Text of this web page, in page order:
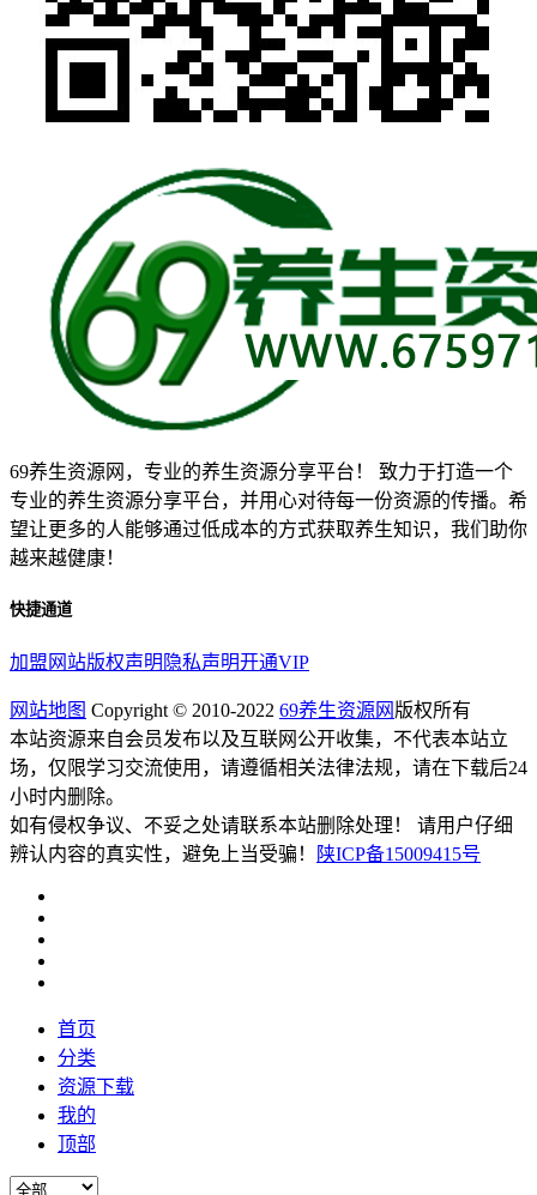
69养生资源网，专业的养生资源分享平台！ 致力于打造一个
专业的养生资源分享平台，并用心对待每一份资源的传播。希
望让更多的人能够通过低成本的方式获取养生知识，我们助你
越来越健康！
快捷通道
加盟网站版权声明 隐私声明开通VIP
网站地图 Copyright © 2010-2022 69养生资源网 版权所有
本站资源来自会员发布以及互联网公开收集，不代表本站立
场，仅限学习交流使用，请遵循相关法律法规，请在下载后24
小时内删除。
如有侵权争议、不妥之处请联系本站删除处理！ 请用户仔细
辨认内容的真实性，避免上当受骗！
陕ICP备15009415号
首页
分类
资源下载
我的
顶部